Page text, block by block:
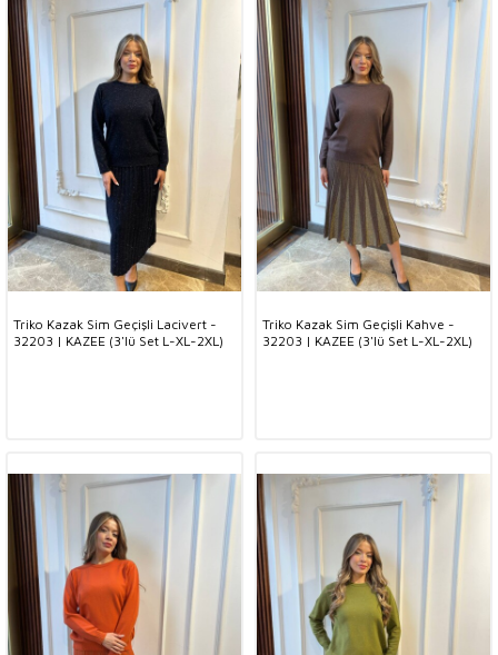
Triko Kazak Sim Geçişli Lacivert -
32203 | KAZEE (3'lü Set L-XL-2XL)
Triko Kazak Sim Geçişli Kahve -
32203 | KAZEE (3'lü Set L-XL-2XL)